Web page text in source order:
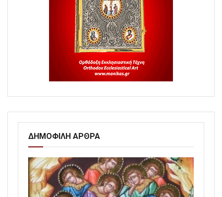
ΔΗΜΟΦΙΛΗ ΑΡΘΡΑ